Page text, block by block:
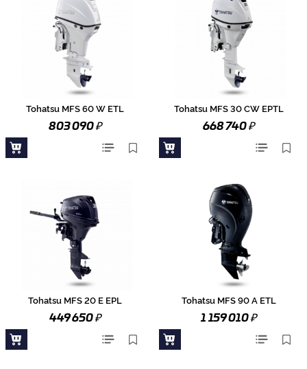
Tohatsu MFS 60 W ETL
803 090₽
Tohatsu MFS 30 CW EPTL
668 740₽
Tohatsu MFS 20 E EPL
449 650₽
Tohatsu MFS 90 A ETL
1 159 010₽